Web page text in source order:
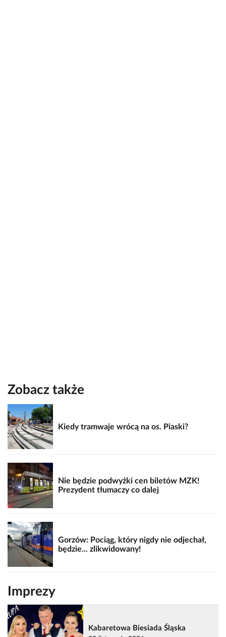
Zobacz także
Kiedy tramwaje wrócą na os. Piaski?
Nie będzie podwyżki cen biletów MZK!
Prezydent tłumaczy co dalej
Gorzów: Pociąg, który nigdy nie odjechał,
będzie... zlikwidowany!
Imprezy
Kabaretowa Biesiada Śląska